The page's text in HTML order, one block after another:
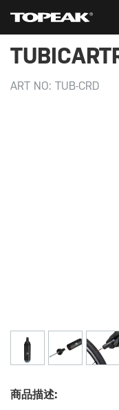
ART NO: TUB-CRD
商品描述: